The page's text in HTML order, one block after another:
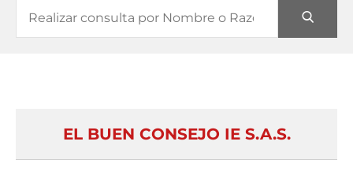
EL BUEN CONSEJO IE S.A.S.